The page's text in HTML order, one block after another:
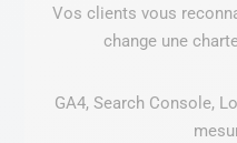
Vos clients vous
change une
GA4, Search Console,